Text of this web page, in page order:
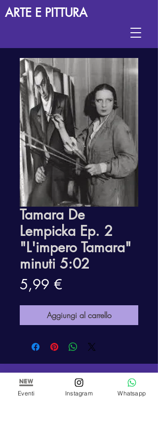
ARTE E PITTURA
Tamara De
Lempicka Ep. 2
"L'impero Tamara"
minuti 5:02
5,99 €Prezzo
Aggiungi al carrello
ARTE E PITTURA
Arte e Pittura
Eventi Instagram Whatsapp